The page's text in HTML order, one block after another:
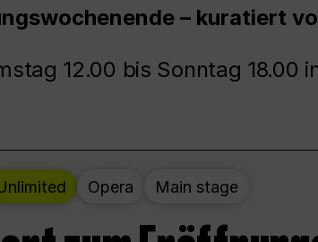
– kuratiert
12.00 bis Sonntag 18.00
Opera Main stage